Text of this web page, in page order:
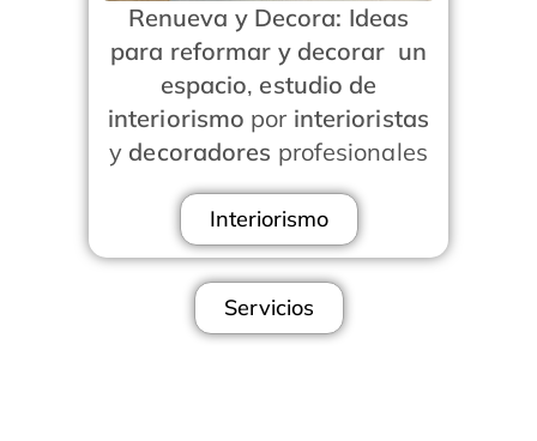
Renueva y Decora: Ideas
para reformar y decorar un
espacio, estudio de
interiorismo por interioristas
y decoradores profesionales
Interiorismo
Servicios